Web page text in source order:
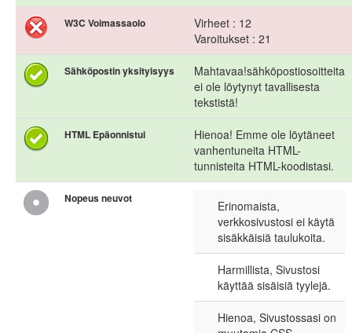
W3C Voimassaolo
Virheet : 12
Varoitukset : 21
Sähköpostin yksityisyys
Mahtavaa!sähköpostiosoitteita
ei ole löytynyt tavallisesta
tekstistä!
HTML Epäonnistui
Hienoa! Emme ole löytäneet
vanhentuneita HTML-
tunnisteita HTML-koodistasi.
Nopeus neuvot
Erinomaista,
verkkosivustosi ei käytä
sisäkkäisiä taulukoita.
Harmillista, Sivustosi
käyttää sisäisiä tyylejä.
Hienoa, Sivustossasi on